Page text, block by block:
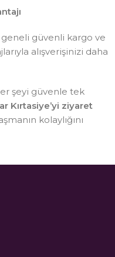
geneli güvenli kargo ve
alışverişinizi daha
şeyi güvenle tek
Kırtasiye’yi ziyaret
kolaylığını